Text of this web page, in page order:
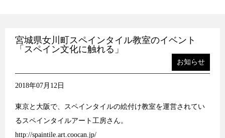
宮城県女川町スペインタイル教室のイベント
「スペイン文化に触れる」
お知らせ
2018年07月12日
東京と大阪で、スペインタイルの絵付け教室を運営されてい
るスペインタイルアート工房さん。
http://spaintile.art.coocan.jp/